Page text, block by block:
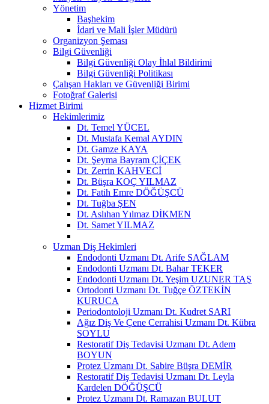
Yönetim
Başhekim
İdari ve Mali İşler Müdürü
Organizyon Şeması
Bilgi Güvenliği
Bilgi Güvenliği Olay İhlal Bildirimi
Bilgi Güvenliği Politikası
Çalışan Hakları ve Güvenliği Birimi
Fotoğraf Galerisi
Hizmet Birimi
Hekimlerimiz
Dt. Temel YÜCEL
Dt. Mustafa Kemal AYDIN
Dt. Gamze KAYA
Dt. Şeyma Bayram ÇİÇEK
Dt. Zerrin KAHVECİ
Dt. Büşra KOÇ YILMAZ
Dt. Fatih Emre DÖĞÜŞCÜ
Dt. Tuğba ŞEN
Dt. Aslıhan Yılmaz DİKMEN
Dt. Samet YILMAZ
Uzman Diş Hekimleri
Endodonti Uzmanı Dt. Arife SAĞLAM
Endodonti Uzmanı Dt. Bahar TEKER
Endodonti Uzmanı Dt. Yeşim UZUNER TAŞ
Ortodonti Uzmanı Dt. Tuğçe ÖZTEKİN
KURUCA
Periodontoloji Uzmanı Dt. Kudret SARI
Ağız Diş Ve Çene Cerrahisi Uzmanı Dt. Kübra
SOYLU
Restoratif Diş Tedavisi Uzmanı Dt. Adem
BOYUN
Protez Uzmanı Dt. Sabire Büşra DEMİR
Restoratif Diş Tedavisi Uzmanı Dt. Leyla
Kardelen DÖĞÜŞCÜ
Protez Uzmanı Dt. Ramazan BULUT